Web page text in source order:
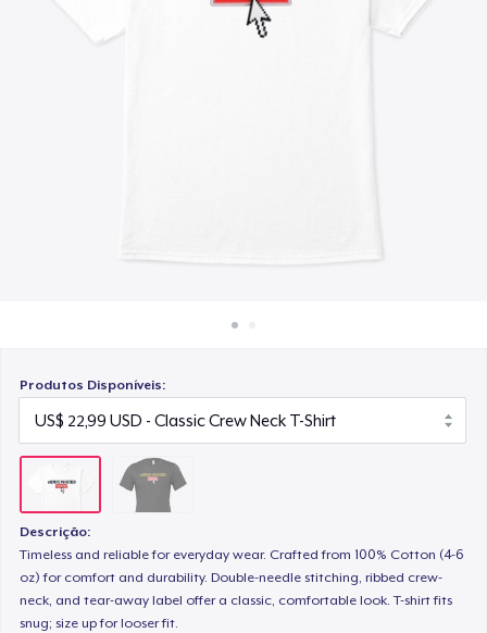
Produtos Disponíveis:
Descrição:
Timeless and reliable for everyday wear. Crafted from 100% Cotton (4-6
oz) for comfort and durability. Double-needle stitching, ribbed crew-
neck, and tear-away label offer a classic, comfortable look. T-shirt fits
snug; size up for looser fit.